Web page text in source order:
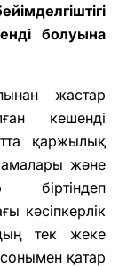
болуына
жастар
кешенді
қаржылық
және
біртіндеп
кәсіпкерлік
тек жеке
қатар